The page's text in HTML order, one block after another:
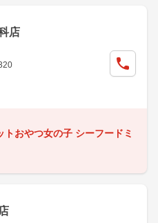
店
トおやつ女の子 シーフードミ